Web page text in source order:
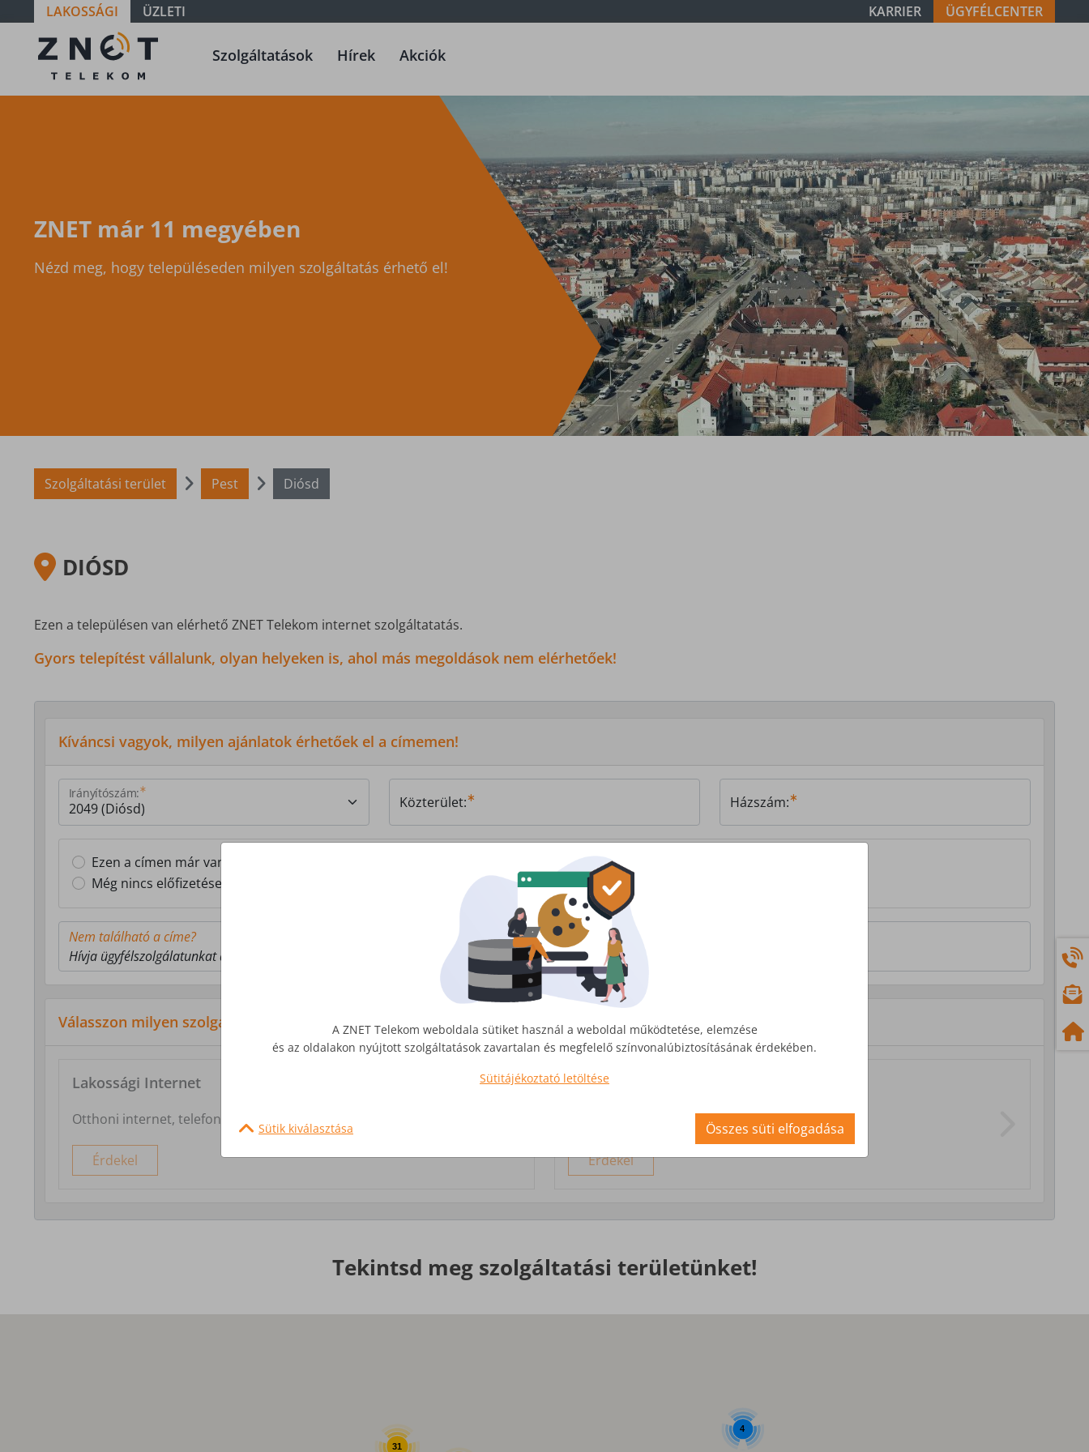
LAKOSSÁGI ÜZLETI KARRIER ÜGYFÉLCENTER
Szolgáltatási
terület -
Pest -
Szolgáltatások Hírek Akciók
ZNET már 11 megyében
Nézd meg, hogy településeden milyen szolgáltatás érhető el!
Szolgáltatási terület Pest Diósd
DIÓSD
Ezen a településen van elérhető ZNET Telekom internet szolgáltatatás.
Gyors telepítést vállalunk, olyan helyeken is, ahol más megoldások nem elérhetőek!
Kíváncsi vagyok, milyen ajánlatok érhetőek el a címemen!
Irányítószám:
Közterület: Házszám:
Ezen a címen már van Z-NET előfizetésem
Még nincs előfizetésem ezen a címen
Nem található a címe?
Hívja ügyfélszolgálatunkat a 1277-es telefonszámon, vagy
írjon nekünk!
Válasszon milyen szolgáltatás érdekli!
Lakossági Internet
Otthoni internet, telefon és tv szolgáltatás
Érdekel
Üzleti Internet
Nagyobb igényekre, egyedi szolgáltatások
Érdekel
Tekintsd meg szolgáltatási területünket!
31
4
A ZNET Telekom weboldala sütiket használ a weboldal működtetése, elemzése
és az oldalakon nyújtott szolgáltatások zavartalan és megfelelő színvonalúbiztosításának érdekében.
Sütitájékoztató letöltése
Sütik kiválasztása Összes süti elfogadása